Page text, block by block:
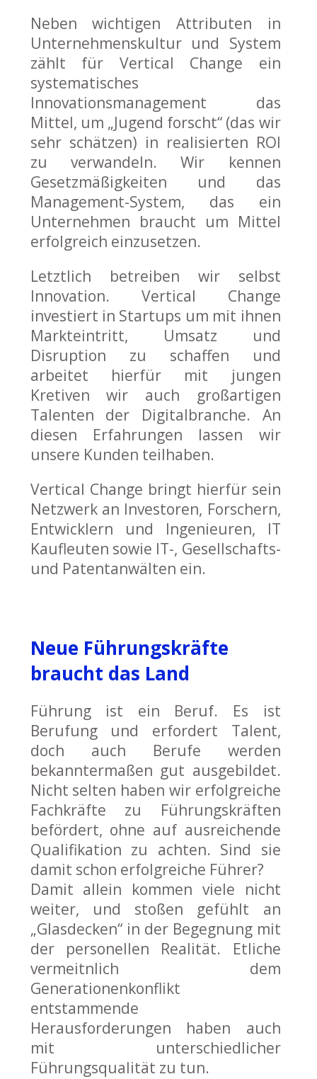
Neben wichtigen Attributen in
Unternehmenskultur und System
zählt für Vertical Change ein
systematisches
Innovationsmanagement das
Mittel, um „Jugend forscht“ (das wir
sehr schätzen) in realisierten ROI
zu verwandeln. Wir kennen
Gesetzmäßigkeiten und das
Management-System, das ein
Unternehmen braucht um Mittel
erfolgreich einzusetzen.
Letztlich betreiben wir selbst
Innovation. Vertical Change
investiert in Startups um mit ihnen
Markteintritt, Umsatz und
Disruption zu schaffen und
arbeitet hierfür mit jungen
Kretiven wir auch großartigen
Talenten der Digitalbranche. An
diesen Erfahrungen lassen wir
unsere Kunden teilhaben.
Vertical Change bringt hierfür sein
Netzwerk an Investoren, Forschern,
Entwicklern und Ingenieuren, IT
Kaufleuten sowie IT-, Gesellschafts-
und Patentanwälten ein.
Neue Führungskräfte
braucht das Land
Führung ist ein Beruf. Es ist
Berufung und erfordert Talent,
doch auch Berufe werden
bekanntermaßen gut ausgebildet.
Nicht selten haben wir erfolgreiche
Fachkräfte zu Führungskräften
befördert, ohne auf ausreichende
Qualifikation zu achten. Sind sie
damit schon erfolgreiche Führer?
Damit allein kommen viele nicht
weiter, und stoßen gefühlt an
„Glasdecken“ in der Begegnung mit
der personellen Realität. Etliche
vermeitnlich dem
Generationenkonflikt
entstammende
Herausforderungen haben auch
mit unterschiedlicher
Führungsqualität zu tun.